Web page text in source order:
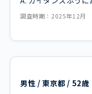
調査時期：2025年12月
男性 / 東京都 / 52歳